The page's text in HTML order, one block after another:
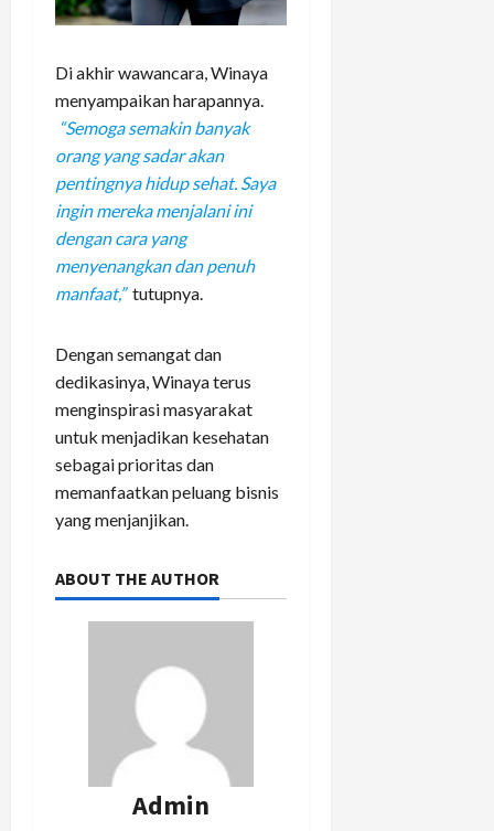
Di akhir wawancara, Winaya
menyampaikan harapannya.
“Semoga semakin banyak
orang yang sadar akan
pentingnya hidup sehat. Saya
ingin mereka menjalani ini
dengan cara yang
menyenangkan dan penuh
manfaat,” tutupnya.
Dengan semangat dan
dedikasinya, Winaya terus
menginspirasi masyarakat
untuk menjadikan kesehatan
sebagai prioritas dan
memanfaatkan peluang bisnis
yang menjanjikan.
ABOUT THE AUTHOR
Admin